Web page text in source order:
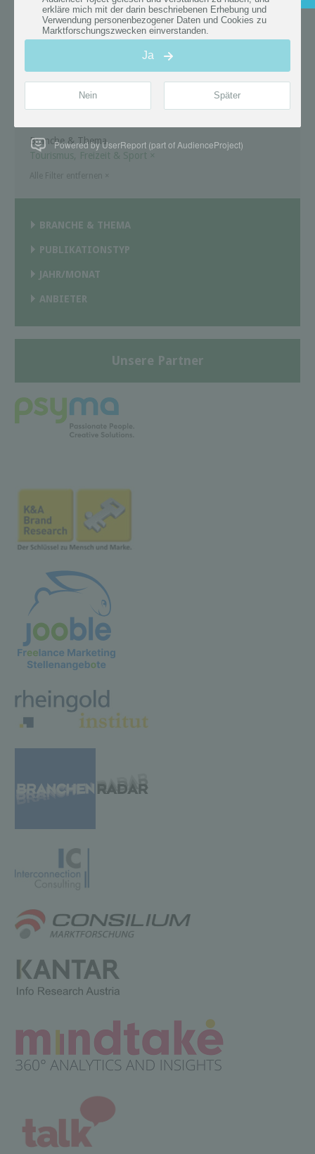
« Zurück |Weiter »
News Filter
Branche & Thema
Tourismus, Freizeit & Sport ×
BRANCHE & THEMA
PUBLIKATIONSTYP
JAHR/MONAT
ANBIETER
Unsere Partner
Powered by UserReport (part of AudienceProject)